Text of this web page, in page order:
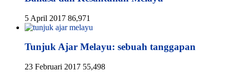
5 April 2017 86,971
Tunjuk Ajar Melayu: sebuah tanggapan
23 Februari 2017 55,498